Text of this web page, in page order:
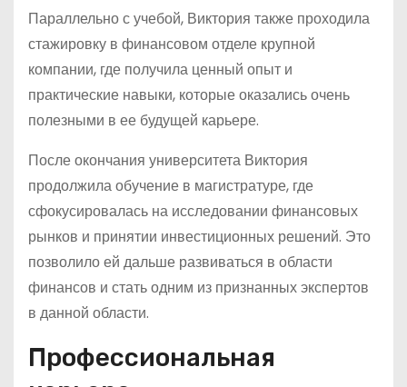
Параллельно с учебой, Виктория также проходила
стажировку в финансовом отделе крупной
компании, где получила ценный опыт и
практические навыки, которые оказались очень
полезными в ее будущей карьере.
После окончания университета Виктория
продолжила обучение в магистратуре, где
сфокусировалась на исследовании финансовых
рынков и принятии инвестиционных решений. Это
позволило ей дальше развиваться в области
финансов и стать одним из признанных экспертов
в данной области.
Профессиональная